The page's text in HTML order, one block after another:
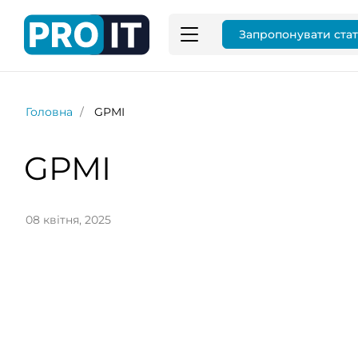
Запропонувати
Головна GPMI
GPMI
08 квітня, 2025